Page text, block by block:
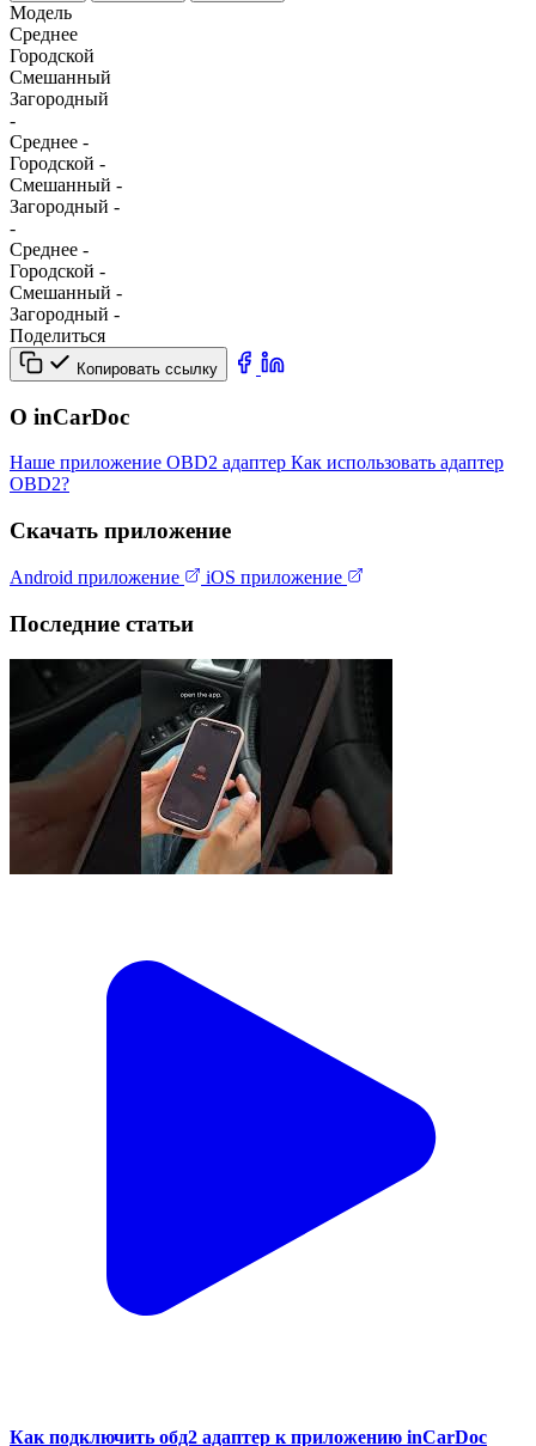
Модель
Среднее
Городской
Смешанный
Загородный
-
Среднее -
Городской -
Смешанный -
Загородный -
-
Среднее -
Городской -
Смешанный -
Загородный -
Поделиться
Копировать ссылку
О inCarDoc
Наше приложение OBD2 адаптер Как использовать адаптер
OBD2?
Скачать приложение
Android приложение iOS приложение
Последние статьи
Как подключить обд2 адаптер к приложению inCarDoc